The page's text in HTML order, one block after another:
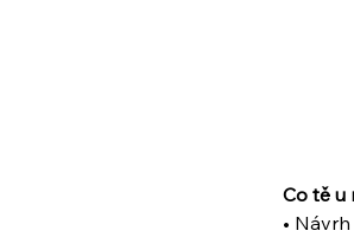
Co tě u
•